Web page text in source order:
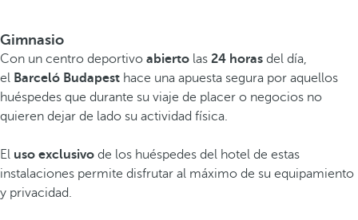
Gimnasio
Con un centro deportivo abierto las 24 horas del día,
el Barceló Budapest hace una apuesta segura por aquellos
huéspedes que durante su viaje de placer o negocios no
quieren dejar de lado su actividad física.
El uso exclusivo de los huéspedes del hotel de estas
instalaciones permite disfrutar al máximo de su equipamiento
y privacidad.